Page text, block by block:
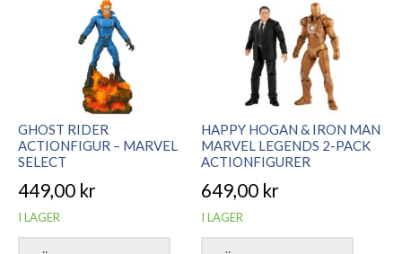
GHOST RIDER
ACTIONFIGUR – MARVEL
SELECT
449,00 kr
I LAGER
HAPPY HOGAN & IRON MAN
MARVEL LEGENDS 2-PACK
ACTIONFIGURER
649,00 kr
I LAGER